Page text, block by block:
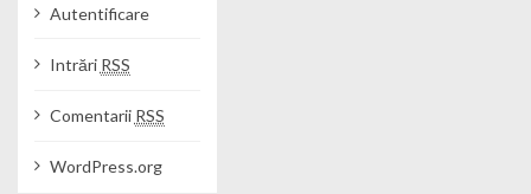
Autentificare
Intrări RSS
Comentarii RSS
WordPress.org